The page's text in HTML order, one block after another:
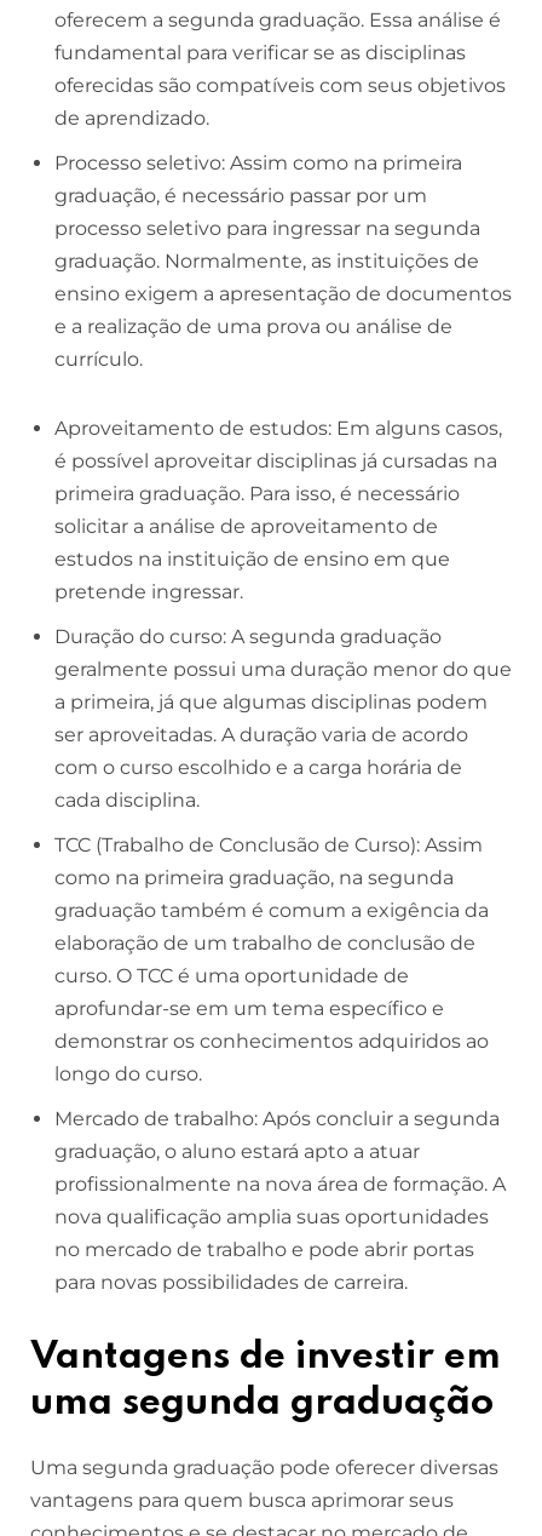
oferecem a segunda graduação. Essa análise é
fundamental para verificar se as disciplinas
oferecidas são compatíveis com seus objetivos
de aprendizado.
Processo seletivo: Assim como na primeira
graduação, é necessário passar por um
processo seletivo para ingressar na segunda
graduação. Normalmente, as instituições de
ensino exigem a apresentação de documentos
e a realização de uma prova ou análise de
currículo.
Aproveitamento de estudos: Em alguns casos,
é possível aproveitar disciplinas já cursadas na
primeira graduação. Para isso, é necessário
solicitar a análise de aproveitamento de
estudos na instituição de ensino em que
pretende ingressar.
Duração do curso: A segunda graduação
geralmente possui uma duração menor do que
a primeira, já que algumas disciplinas podem
ser aproveitadas. A duração varia de acordo
com o curso escolhido e a carga horária de
cada disciplina.
TCC (Trabalho de Conclusão de Curso): Assim
como na primeira graduação, na segunda
graduação também é comum a exigência da
elaboração de um trabalho de conclusão de
curso. O TCC é uma oportunidade de
aprofundar-se em um tema específico e
demonstrar os conhecimentos adquiridos ao
longo do curso.
Mercado de trabalho: Após concluir a segunda
graduação, o aluno estará apto a atuar
profissionalmente na nova área de formação. A
nova qualificação amplia suas oportunidades
no mercado de trabalho e pode abrir portas
para novas possibilidades de carreira.
Vantagens de investir em
uma segunda graduação
Uma segunda graduação pode oferecer diversas
vantagens para quem busca aprimorar seus